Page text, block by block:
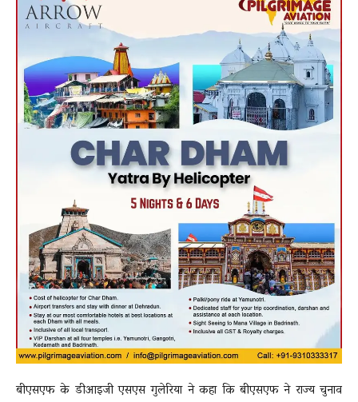
बीएसएफ के डीआइजी एसएस गुलेरिया ने कहा कि बीएसएफ ने राज्य चुनाव